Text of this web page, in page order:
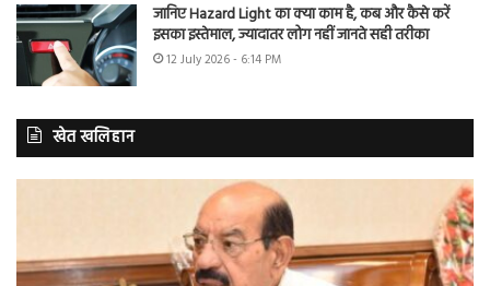
जानिए Hazard Light का क्या काम है, कब और कैसे करें
इसका इस्तेमाल, ज्यादातर लोग नहीं जानते सही तरीका
12 July 2026 - 6:14 PM
खेत खलिहान